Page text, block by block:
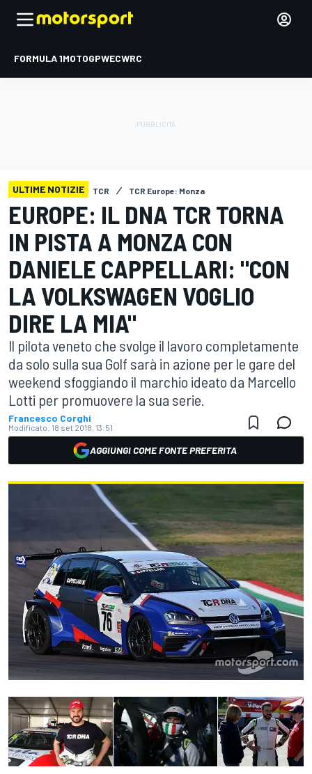
FORMULA 1MOTOGPWECWRC
ULTIME NOTIZIE TCR TCR Europe: Monza
EUROPE: IL DNA TCR TORNA
IN PISTA A MONZA CON
DANIELE CAPPELLARI: "CON
LA VOLKSWAGEN VOGLIO
DIRE LA MIA"
Il pilota veneto che svolge il lavoro completamente
da solo sulla sua Golf sarà in azione per le gare del
weekend sfoggiando il marchio ideato da Marcello
Lotti per promuovere la sua serie.
Francesco Corghi
Modificato: 18 set 2018, 13:51
AGGIUNGI COME FONTE PREFERITA